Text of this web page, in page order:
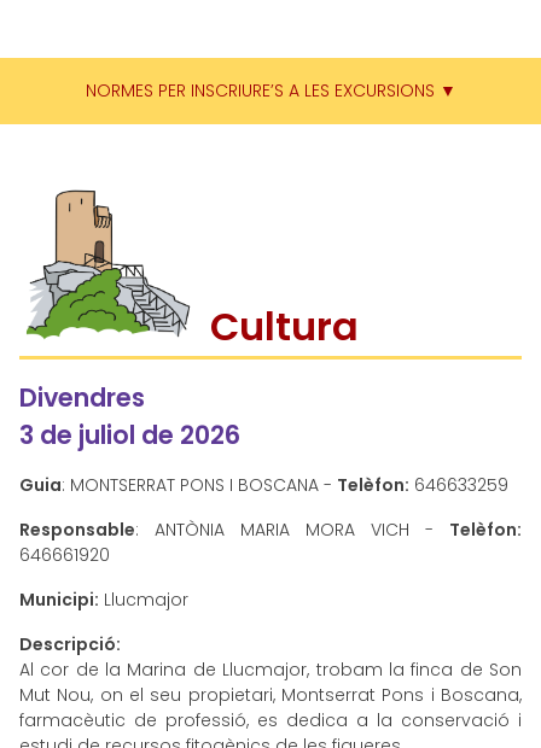
NORMES PER INSCRIURE’S A LES EXCURSIONS ▼
Cultura
Divendres
3 de juliol de 2026
Guia: MONTSERRAT PONS I BOSCANA - Telèfon: 646633259
Responsable: ANTÒNIA MARIA MORA VICH - Telèfon:
646661920
Municipi: Llucmajor
Descripció:
Al cor de la Marina de Llucmajor, trobam la finca de Son
Mut Nou, on el seu propietari, Montserrat Pons i Boscana,
farmacèutic de professió, es dedica a la conservació i